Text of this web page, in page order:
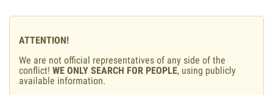
ATTENTION!
We are not official representatives of any side of the
conflict! WE ONLY SEARCH FOR PEOPLE, using publicly
available information.